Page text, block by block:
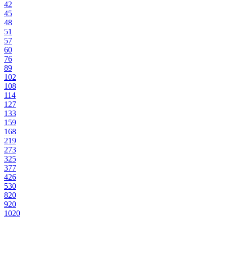
42
45
48
51
57
60
76
89
102
108
114
127
133
159
168
219
273
325
377
426
530
820
920
1020